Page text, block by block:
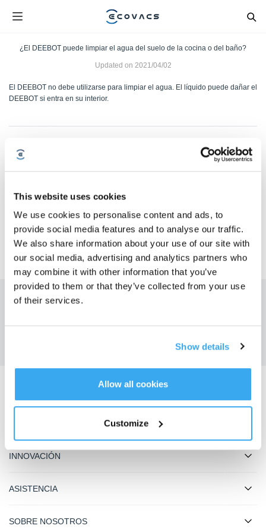
This website uses cookies
We use cookies to personalise content and ads, to
provide social media features and to analyse our traffic.
We also share information about your use of our site with
our social media, advertising and analytics partners who
may combine it with other information that you’ve
provided to them or that they’ve collected from your use
of their services.
Show details
Allow all cookies
Customize
¿El DEEBOT puede limpiar el agua del suelo de la cocina o del baño?
Updated on 2021/04/02
El DEEBOT no debe utilizarse para limpiar el agua. El líquido puede dañar el
DEEBOT si entra en su interior.
Obtén las últimas noticias de ECOVACS
INNOVACIÓN
ASISTENCIA
SOBRE NOSOTROS